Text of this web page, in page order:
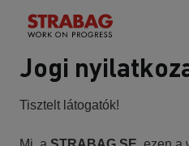
Jogi
Tisztelt látogatók!